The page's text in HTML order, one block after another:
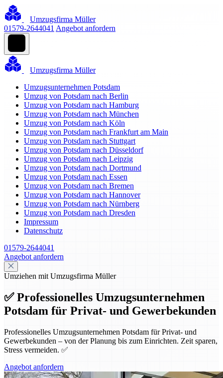
Umzugsfirma Müller
01579-2644041 Angebot anfordern
Umzugsfirma Müller
Umzugsunternehmen Potsdam
Umzug von Potsdam nach Berlin
Umzug von Potsdam nach Hamburg
Umzug von Potsdam nach München
Umzug von Potsdam nach Köln
Umzug von Potsdam nach Frankfurt am Main
Umzug von Potsdam nach Stuttgart
Umzug von Potsdam nach Düsseldorf
Umzug von Potsdam nach Leipzig
Umzug von Potsdam nach Dortmund
Umzug von Potsdam nach Essen
Umzug von Potsdam nach Bremen
Umzug von Potsdam nach Hannover
Umzug von Potsdam nach Nürnberg
Umzug von Potsdam nach Dresden
Impressum
Datenschutz
01579-2644041
Angebot anfordern
Umziehen mit Umzugsfirma Müller
✅ Professionelles Umzugsunternehmen
Potsdam für Privat- und Gewerbekunden
Professionelles Umzugsunternehmen Potsdam für Privat- und
Gewerbekunden – von der Planung bis zum Einrichten. Zeit sparen,
Stress vermeiden. ✅
Angebot anfordern